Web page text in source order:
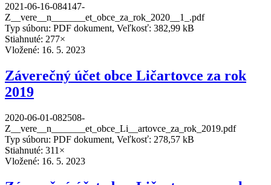
2021-06-16-084147-
Z__vere__n_______et_obce_za_rok_2020__1_.pdf
Typ súboru: PDF dokument, Veľkosť: 382,99 kB
Stiahnuté: 277×
Vložené: 16. 5. 2023
Záverečný účet obce Ličartovce za rok
2019
2020-06-01-082508-
Z__vere__n_______et_obce_Li__artovce_za_rok_2019.pdf
Typ súboru: PDF dokument, Veľkosť: 278,57 kB
Stiahnuté: 311×
Vložené: 16. 5. 2023